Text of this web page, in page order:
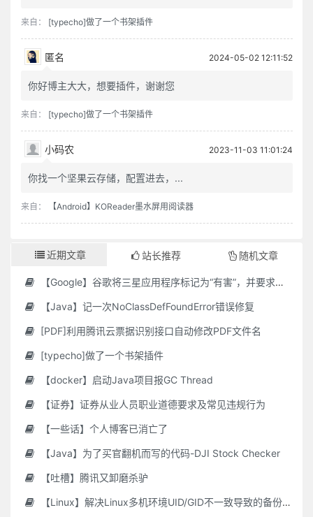
来自： [typecho]做了一个书架插件
匿名 2024-05-02 12:11:52
你好博主大大，想要插件，谢谢您
来自： [typecho]做了一个书架插件
小码农 2023-11-03 11:01:24
你找一个坚果云存储，配置进去，...
来自： 【Android】KOReader墨水屏用阅读器
近期文章 站长推荐 随机文章
【Google】谷歌将三星应用程序标记为“有害”，并要求用户删除它们
【Java】记一次NoClassDefFoundError错误修复
[PDF]利用腾讯云票据识别接口自动修改PDF文件名
[typecho]做了一个书架插件
【docker】启动Java项目报GC Thread
【证券】证券从业人员职业道德要求及常见违规行为
【一些话】个人博客已消亡了
【Java】为了买官翻机而写的代码-DJI Stock Checker
【吐槽】腾讯又卸磨杀驴
【Linux】解决Linux多机环境UID/GID不一致导致的备份权限问题